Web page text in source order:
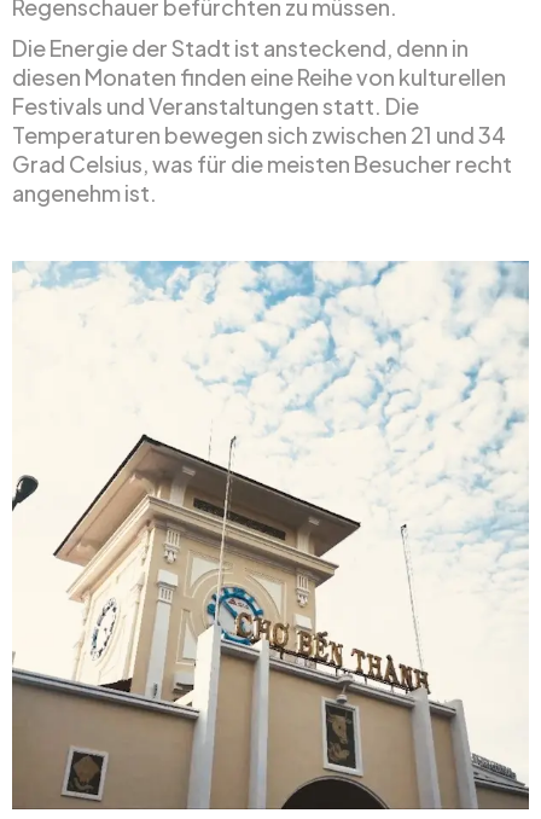
Regenschauer befürchten zu müssen.
Die Energie der Stadt ist ansteckend, denn in
diesen Monaten finden eine Reihe von kulturellen
Festivals und Veranstaltungen statt. Die
Temperaturen bewegen sich zwischen 21 und 34
Grad Celsius, was für die meisten Besucher recht
angenehm ist.